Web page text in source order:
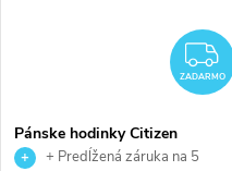
ZADARMO
Pánske hodinky Citizen
AT8020-54L
+ Predĺžená záruka na 5